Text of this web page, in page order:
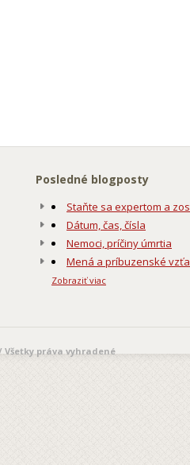
Posledné blogposty
Staňte sa expertom a
Dátum, čas, čísla
Nemoci, príčiny úmrtia
Mená a príbuzenské
Zobraziť viac
Všetky práva vyhradené